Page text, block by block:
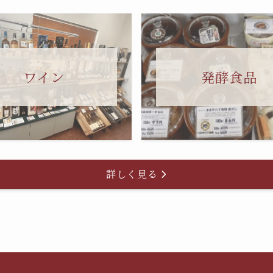
ワイン 発酵食品
詳しく見る